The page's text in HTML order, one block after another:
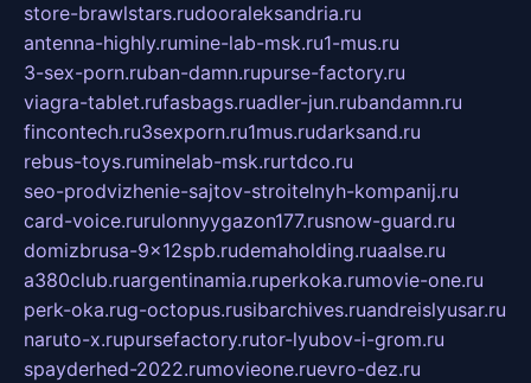
store-brawlstars.rudooraleksandria.ru
antenna-highly.rumine-lab-msk.ru1-mus.ru
3-sex-porn.ruban-damn.rupurse-factory.ru
viagra-tablet.rufasbags.ruadler-jun.rubandamn.ru
fincontech.ru3sexporn.ru1mus.rudarksand.ru
rebus-toys.ruminelab-msk.rurtdco.ru
seo-prodvizhenie-sajtov-stroitelnyh-kompanij.ru
card-voice.rurulonnyygazon177.rusnow-guard.ru
domizbrusa-9x12spb.rudemaholding.ruaalse.ru
a380club.ruargentinamia.ruperkoka.rumovie-one.ru
perk-oka.rug-octopus.rusibarchives.ruandreislyusar.ru
naruto-x.rupursefactory.rutor-lyubov-i-grom.ru
spayderhed-2022.rumovieone.ruevro-dez.ru